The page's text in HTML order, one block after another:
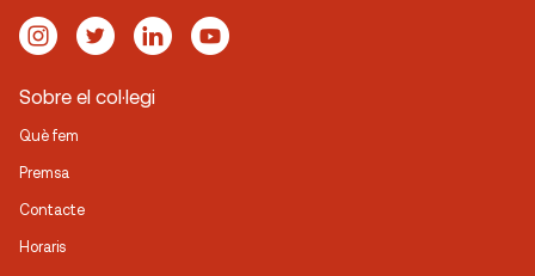
Sobre el col·legi
Què fem
Premsa
Contacte
Horaris